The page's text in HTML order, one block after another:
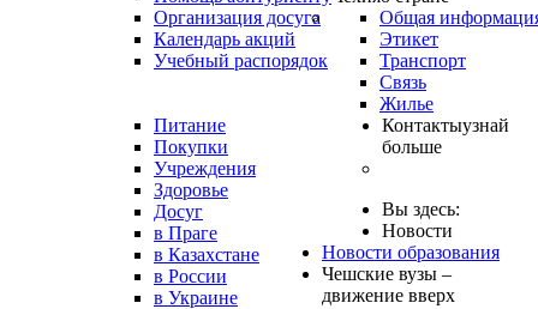
Организация досуга
Календарь акций
Учебный распорядок
Общая
Этикет
Транспорт
Связь
Жилье
Питание
Покупки
Учреждения
Здоровье
Досуг
Контактыузнай
больше
в Праге
в Казахстане
в России
в Украине
Вы здесь:
Новости
Новости образования
Чешские вузы –
движение вверх